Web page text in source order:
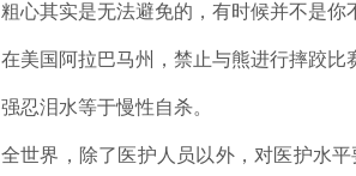
粗心其实是无法避免的，有时候并不是你
在美国阿拉巴马州，禁止与熊进行摔跤比
强忍泪水等于慢性自杀。
全世界，除了医护人员以外，对医护水